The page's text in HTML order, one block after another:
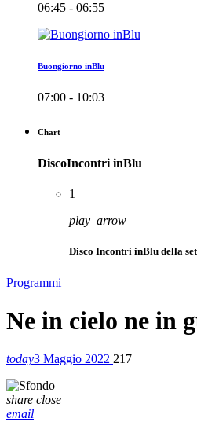
06:45 - 06:55
Buongiorno inBlu
07:00 - 10:03
Chart
DiscoIncontri inBlu
1
play_arrow
Disco Incontri inBlu della
Programmi
Ne in cielo ne in
today3 Maggio 2022 217
share close
email